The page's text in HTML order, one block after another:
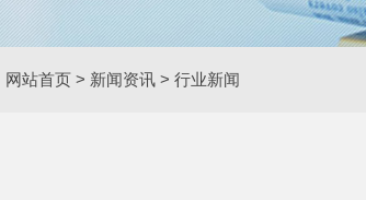
网站首页 > 新闻资讯 >行业新闻